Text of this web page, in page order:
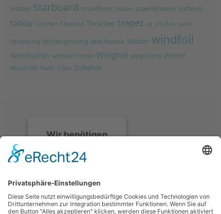
Slotbox Starboard strandhorst Studie superlightwind Surfshop
tabou Taschen Thailand Thruster trapez us US-Box vario
Verletzung Verlängerung Walchensee Wetter windfoil
Windsurfen windsurf finnen Wingfoil wing foiling Winter
Womo Dk Youth z fins Zubehör
Wir benötigen
Zustimmung, um
Service zu laden!
Wir verwenden
Discord, um Inhalte